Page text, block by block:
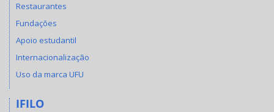
Restaurantes
Fundações
Apoio estudantil
Internacionalização
Uso da marca UFU
IFILO